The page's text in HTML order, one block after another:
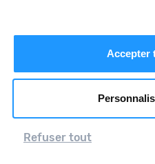
Accepter
Refuser tout